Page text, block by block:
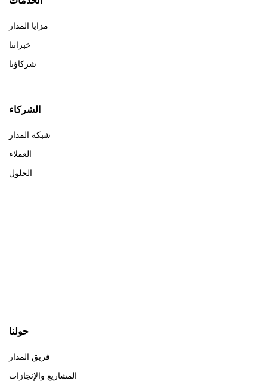
مزايا المدار
خبراتنا
شركاؤنا
الشركاء
شبكة المدار
العملاء
الحلول
حولنا
فريق المدار
المشاريع والإنجازات